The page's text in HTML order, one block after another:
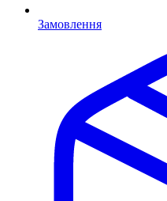
Замовлення